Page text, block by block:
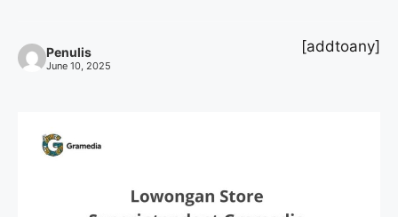
Penulis
June 10, 2025
[addtoany]